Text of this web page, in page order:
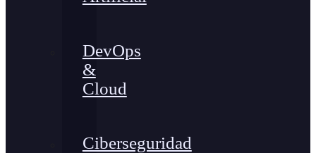
DevOps
&
Cloud
Ciberseguridad